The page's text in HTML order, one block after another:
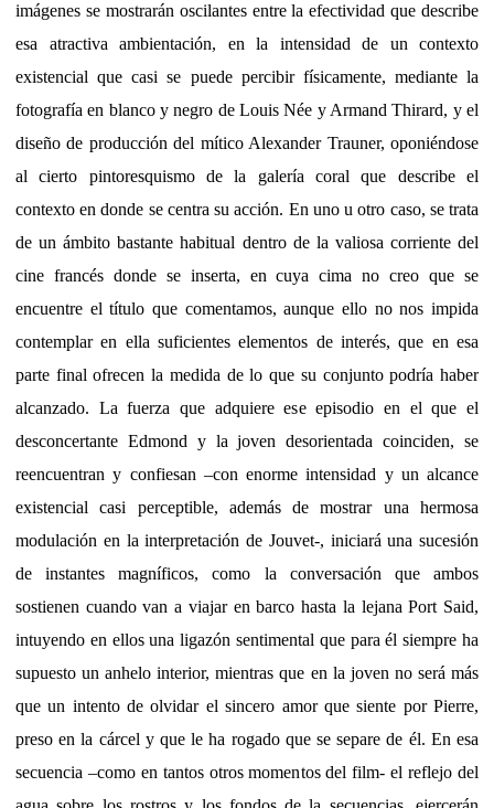
imágenes se mostrarán oscilantes entre la efectividad que describe
esa atractiva ambientación, en la intensidad de un contexto
existencial que casi se puede percibir físicamente, mediante la
fotografía en blanco y negro de Louis Née y Armand Thirard, y el
diseño de producción del mítico Alexander Trauner, oponiéndose
al cierto pintoresquismo de la galería coral que describe el
contexto en donde se centra su acción. En uno u otro caso, se trata
de un ámbito bastante habitual dentro de la valiosa corriente del
cine francés donde se inserta, en cuya cima no creo que se
encuentre el título que comentamos, aunque ello no nos impida
contemplar en ella suficientes elementos de interés, que en esa
parte final ofrecen la medida de lo que su conjunto podría haber
alcanzado. La fuerza que adquiere ese episodio en el que el
desconcertante Edmond y la joven desorientada coinciden, se
reencuentran y confiesan –con enorme intensidad y un alcance
existencial casi perceptible, además de mostrar una hermosa
modulación en la interpretación de Jouvet-, iniciará una sucesión
de instantes magníficos, como la conversación que ambos
sostienen cuando van a viajar en barco hasta la lejana Port Said,
intuyendo en ellos una ligazón sentimental que para él siempre ha
supuesto un anhelo interior, mientras que en la joven no será más
que un intento de olvidar el sincero amor que siente por Pierre,
preso en la cárcel y que le ha rogado que se separe de él. En esa
secuencia –como en tantos otros momentos del film- el reflejo del